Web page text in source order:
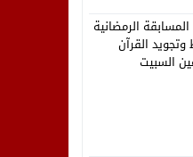
الرمضانية
القرآن
السبيت